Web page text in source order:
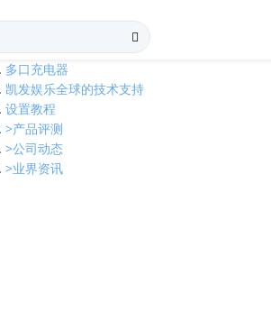
全部
多口充电器
凯发娱乐全球的技术支持
设置教程
>产品评测
>公司动态
>业界资讯